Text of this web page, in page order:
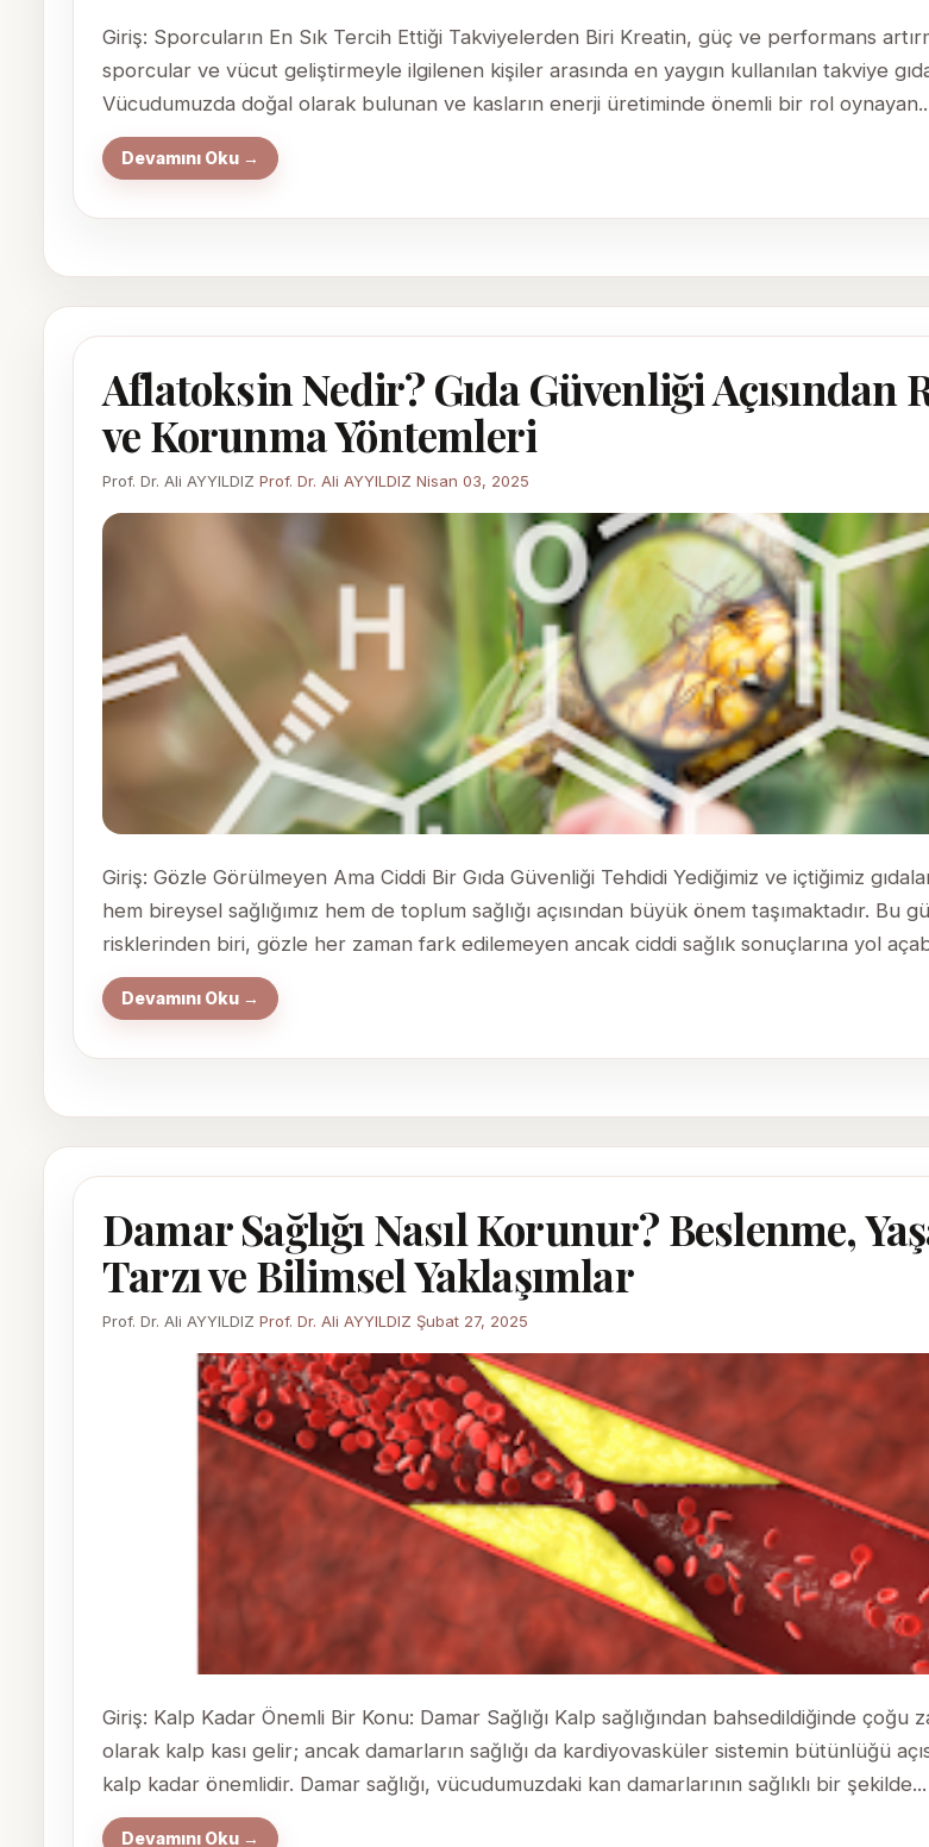
Giriş: Sporcuların En Sık Tercih Ettiği Takviyelerden Biri Kreatin, güç ve performans
sporcular ve vücut geliştirmeyle ilgilenen kişiler arasında en yaygın kullanılan takviye
Vücudumuzda doğal olarak bulunan ve kasların enerji üretiminde önemli bir rol
Devamını Oku →
Aflatoksin Nedir? Gıda Güvenliği Açısından
ve Korunma Yöntemleri
Prof. Dr. Ali AYYILDIZ Prof. Dr. Ali AYYILDIZ Nisan 03, 2025
Giriş: Gözle Görülmeyen Ama Ciddi Bir Gıda Güvenliği Tehdidi Yediğimiz ve içtiğimiz
hem bireysel sağlığımız hem de toplum sağlığı açısından büyük önem taşımaktadır. Bu
risklerinden biri, gözle her zaman fark edilemeyen ancak ciddi sağlık sonuçlarına yol
Devamını Oku →
Damar Sağlığı Nasıl Korunur? Beslenme,
Tarzı ve Bilimsel Yaklaşımlar
Prof. Dr. Ali AYYILDIZ Prof. Dr. Ali AYYILDIZ Şubat 27, 2025
Giriş: Kalp Kadar Önemli Bir Konu: Damar Sağlığı Kalp sağlığından bahsedildiğinde çoğu
olarak kalp kası gelir; ancak damarların sağlığı da kardiyovasküler sistemin bütünlüğü
kalp kadar önemlidir. Damar sağlığı, vücudumuzdaki kan damarlarının sağlıklı bir şekilde...
Devamını Oku →